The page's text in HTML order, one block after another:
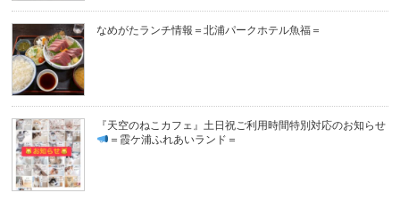
なめがたランチ情報＝北浦パークホテル魚福＝
『天空のねこカフェ』土日祝ご利用時間特別対応のお知らせ
＝霞ケ浦ふれあいランド＝